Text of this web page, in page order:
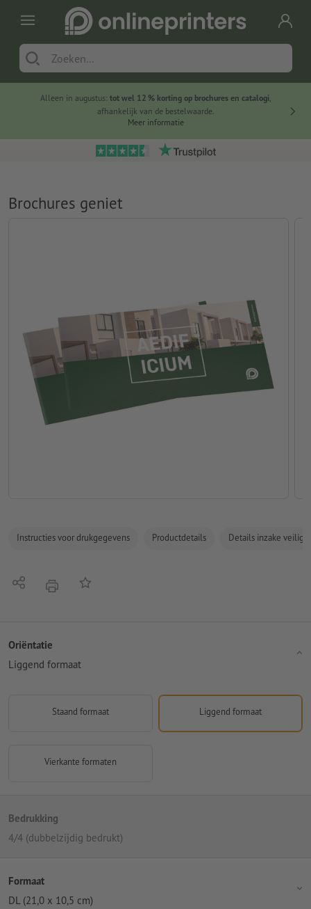
Alleen in augustus: tot wel 12 % korting op brochures en catalogi,
afhankelijk van de bestelwaarde.
Meer informatie
Brochures geniet
Instructies voor drukgegevens Productdetails Details inzake
Delen afdrukkenOp de lijst
Oriëntatie
Liggend formaat
Staand formaat Liggend formaat
Vierkante formaten
Bedrukking
4/4 (dubbelzijdig bedrukt)
Formaat
DL (21,0 x 10,5 cm)